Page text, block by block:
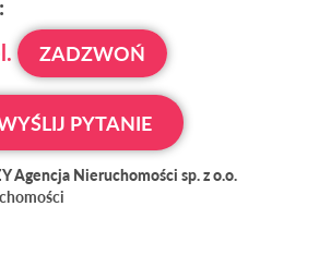
ZADZWOŃ
PYTANIE
Agencja Nieruchomości sp. z o.o.